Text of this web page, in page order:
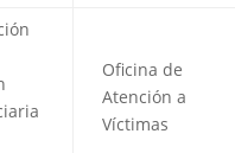
Oficina de
Atención a
Víctimas